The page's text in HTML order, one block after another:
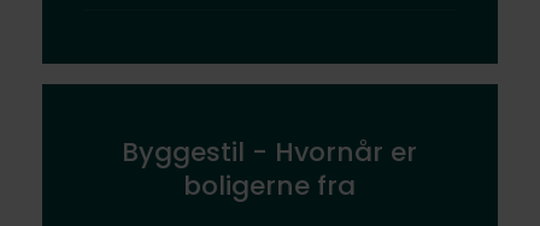
Byggestil - Hvornår er
boligerne fra